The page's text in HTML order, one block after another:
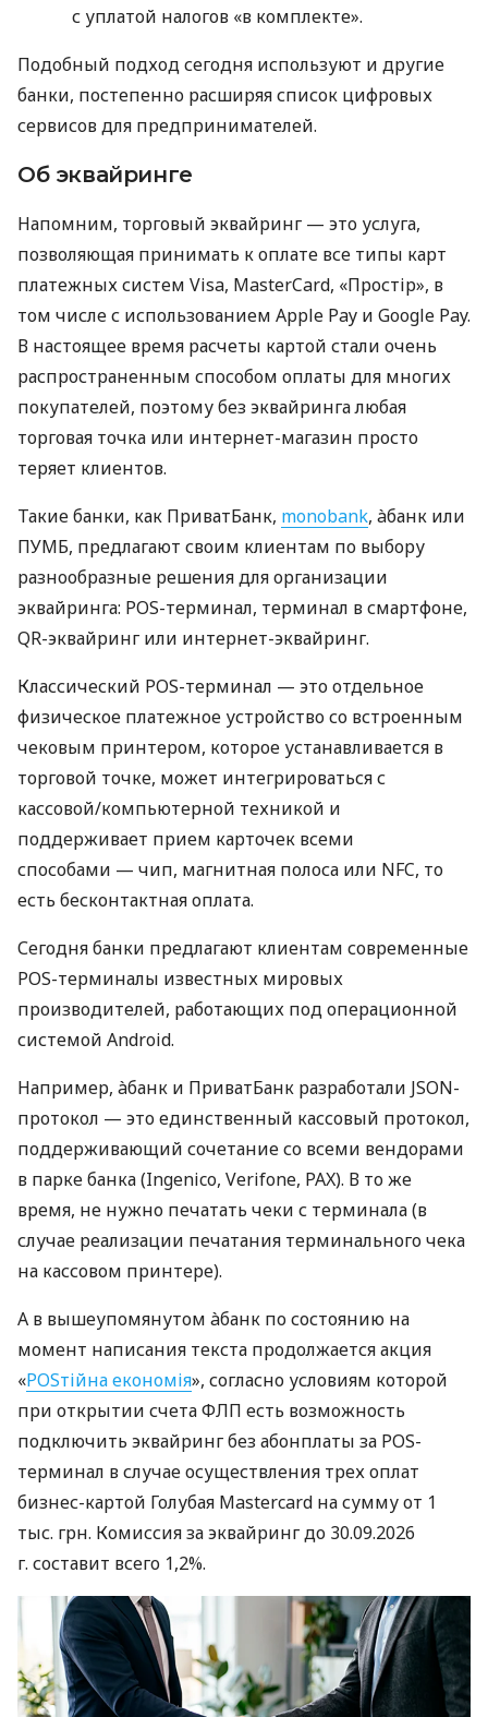
с уплатой налогов «в комплекте».
Подобный подход сегодня используют и другие
банки, постепенно расширяя список цифровых
сервисов для предпринимателей.
Об эквайринге
Напомним, торговый эквайринг — это услуга,
позволяющая принимать к оплате все типы карт
платежных систем Visa, MasterCard, «Простір», в
том числе с использованием Apple Pay и Google Pay.
В настоящее время расчеты картой стали очень
распространенным способом оплаты для многих
покупателей, поэтому без эквайринга любая
торговая точка или интернет-магазин просто
теряет клиентов.
Такие банки, как ПриватБанк, monobank, àбанк или
ПУМБ, предлагают своим клиентам по выбору
разнообразные решения для организации
эквайринга: POS-терминал, терминал в смартфоне,
QR-эквайринг или интернет-эквайринг.
Классический POS-терминал — это отдельное
физическое платежное устройство со встроенным
чековым принтером, которое устанавливается в
торговой точке, может интегрироваться с
кассовой/компьютерной техникой и
поддерживает прием карточек всеми
способами — чип, магнитная полоса или NFC, то
есть бесконтактная оплата.
Сегодня банки предлагают клиентам современные
POS-терминалы известных мировых
производителей, работающих под операционной
системой Android.
Например, àбанк и ПриватБанк разработали JSON-
протокол — это единственный кассовый протокол,
поддерживающий сочетание со всеми вендорами
в парке банка (Ingenico, Verifone, PAX). В то же
время, не нужно печатать чеки с терминала (в
случае реализации печатания терминального чека
на кассовом принтере).
А в вышеупомянутом àбанк по состоянию на
момент написания текста продолжается акция
«POSтійна економія», согласно условиям которой
при открытии счета ФЛП есть возможность
подключить эквайринг без абонплаты за POS-
терминал в случае осуществления трех оплат
бизнес-картой Голубая Mastercard на сумму от 1
тыс. грн. Комиссия за эквайринг до 30.09.2026
г. составит всего 1,2%.